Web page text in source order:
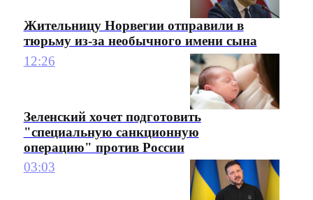
Жительницу Норвегии отправили в
тюрьму из-за необычного имени сына
12:26
Зеленский хочет подготовить
"специальную санкционную
операцию" против России
03:03